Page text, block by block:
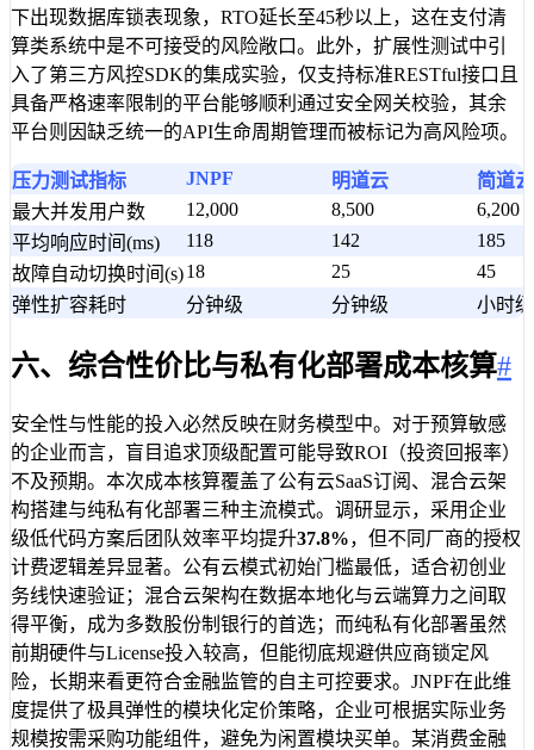
下出现数据库锁表现象，RTO延长至45秒以上，这在支付清
算类系统中是不可接受的风险敞口。此外，扩展性测试中引
入了第三方风控SDK的集成实验，仅支持标准RESTful接口且
具备严格速率限制的平台能够顺利通过安全网关校验，其余
平台则因缺乏统一的API生命周期管理而被标记为高风险项。
压力测试指标 JNPF 明道云
简道云
最大并发用户数
12,000 8,500
6,200
平均响应时间(ms)
118 142
185
故障自动切换时间(s)18 25
45
弹性扩容耗时
分钟级 分钟级 小时级
六、综合性价比与私有化部署成本核算#
安全性与性能的投入必然反映在财务模型中。对于预算敏感
的企业而言，盲目追求顶级配置可能导致ROI（投资回报率）
不及预期。本次成本核算覆盖了公有云SaaS订阅、混合云架
构搭建与纯私有化部署三种主流模式。调研显示，采用企业
级低代码方案后团队效率平均提升37.8%，但不同厂商的授权
计费逻辑差异显著。公有云模式初始门槛最低，适合初创业
务线快速验证；混合云架构在数据本地化与云端算力之间取
得平衡，成为多数股份制银行的首选；而纯私有化部署虽然
前期硬件与License投入较高，但能彻底规避供应商锁定风
险，长期来看更符合金融监管的自主可控要求。JNPF在此维
度提供了极具弹性的模块化定价策略，企业可根据实际业务
规模按需采购功能组件，避免为闲置模块买单。某消费金融